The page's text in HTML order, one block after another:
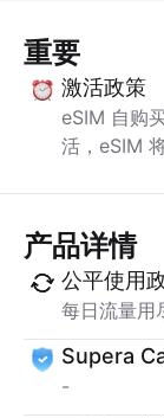
重要
激活政策
eSIM 自购
活，eSIM
产品详情
公平使用
每日流量用
Supera
-